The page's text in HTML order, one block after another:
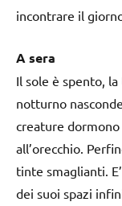
incontrare il
A sera
Il sole è spento,
notturno
creature
all’orecchio.
tinte smaglianti.
dei suoi spazi